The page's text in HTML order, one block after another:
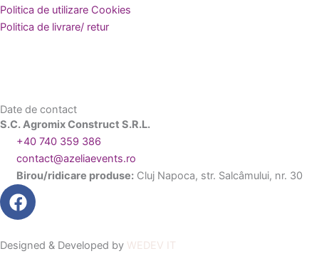
Politica de utilizare Cookies
Politica de livrare/ retur
Date de contact
S.C. Agromix Construct S.R.L.
+40 740 359 386
contact@azeliaevents.ro
Birou/ridicare produse: Cluj Napoca, str. Salcâmului, nr. 30
F
a
e
Designed & Developed by WEDEV IT